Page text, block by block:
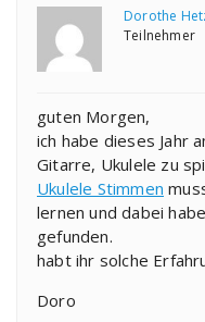
Dorothe
Teilnehmer
guten Morgen,
ich habe dieses Jahr
Gitarre, Ukulele zu
Ukulele Stimmen
lernen und dabei
gefunden.
habt ihr solche
Doro